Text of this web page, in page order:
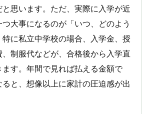
と思います。ただ、実際に入学が近
大事になるのが「いつ、どのよう
に私立中学校の場合、入学金、授
制服代などが、合格後から入学直
す。年間で見れば払える金額で
と、想像以上に家計の圧迫感が出